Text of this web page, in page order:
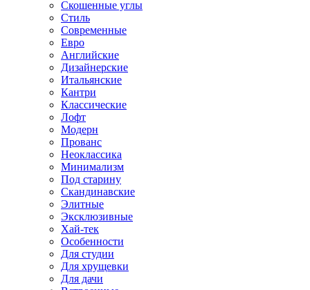
Скошенные углы
Стиль
Современные
Евро
Английские
Дизайнерские
Итальянские
Кантри
Классические
Лофт
Модерн
Прованс
Неоклассика
Минимализм
Под старину
Скандинавские
Элитные
Эксклюзивные
Хай-тек
Особенности
Для студии
Для хрущевки
Для дачи